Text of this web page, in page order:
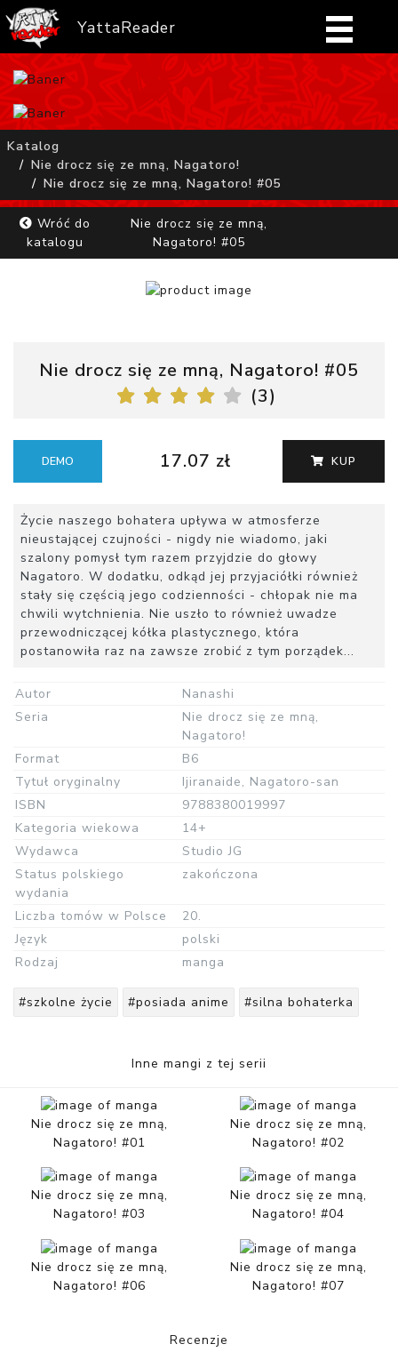
YattaReader
Home
FAQ
Mangi
Katalog
Nie drocz się ze mną, Nagatoro!
Nie drocz się ze mną, Nagatoro! #05
Wróć do
katalogu
Nie drocz się ze mną,
Nagatoro! #05
Nie drocz się ze mną, Nagatoro! #05
(3)
DEMO 17.07 zł KUP
Życie naszego bohatera upływa w atmosferze
nieustającej czujności - nigdy nie wiadomo, jaki
szalony pomysł tym razem przyjdzie do głowy
Nagatoro. W dodatku, odkąd jej przyjaciółki również
stały się częścią jego codzienności - chłopak nie ma
chwili wytchnienia. Nie uszło to również uwadze
przewodniczącej kółka plastycznego, która
postanowiła raz na zawsze zrobić z tym porządek...
Autor
Nanashi
Seria
Nie drocz się ze mną,
Nagatoro!
Format
B6
Tytuł oryginalny
Ijiranaide, Nagatoro-san
ISBN
9788380019997
Kategoria wiekowa
14+
Wydawca
Studio JG
Status polskiego
wydania
zakończona
Liczba tomów w Polsce
20.
Język
polski
Rodzaj
manga
#szkolne życie #posiada anime #silna bohaterka
Inne mangi z tej serii
Nie drocz się ze mną,
Nagatoro! #01
Nie drocz się ze mną,
Nagatoro! #02
Nie drocz się ze mną,
Nagatoro! #03
Nie drocz się ze mną,
Nagatoro! #04
Nie drocz się ze mną,
Nagatoro! #06
Nie drocz się ze mną,
Nagatoro! #07
Recenzje